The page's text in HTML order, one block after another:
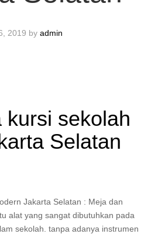
2019 by admin
kursi sekolah
Selatan
Jakarta Selatan : Meja dan
alat yang sangat dibutuhkan pada
sekolah. tanpa adanya instrumen